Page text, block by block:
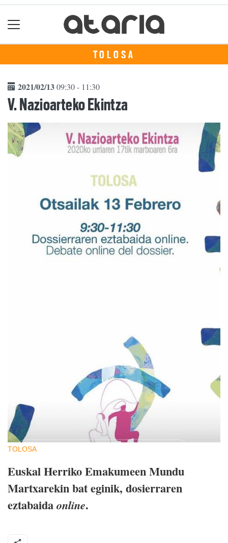
TOLOSA
2021/02/1309:30 - 11:30
V. Nazioarteko Ekintza
TOLOSA
Euskal Herriko Emakumeen Mundu
Martxarekin bat eginik, dosierraren
eztabaidaonline.